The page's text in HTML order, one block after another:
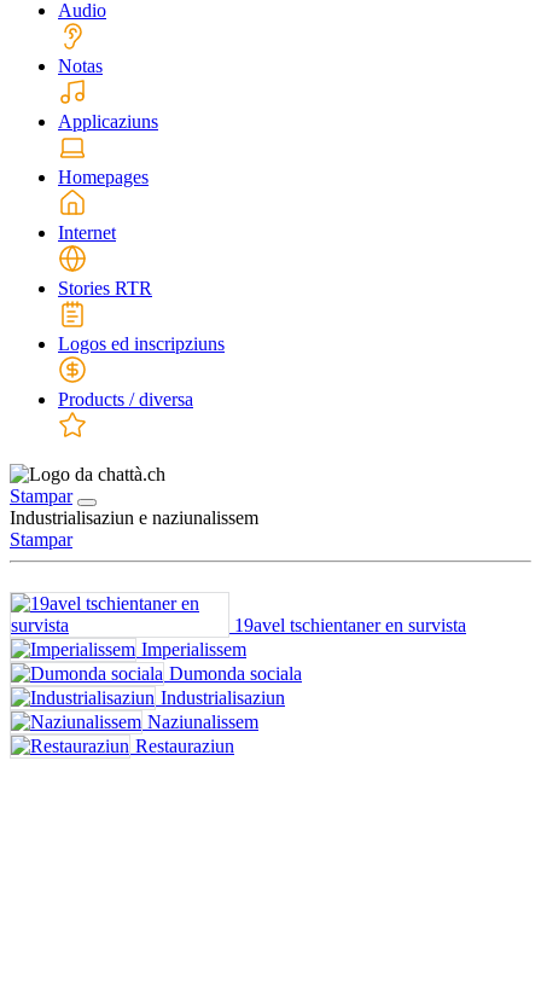
Audio
Notas
Applicaziuns
Homepages
Internet
Stories RTR
Logos ed inscripziuns
Products / diversa
Stampar
Industrialisaziun e naziunalissem
Stampar
19avel tschientaner en survista
Imperialissem
Dumonda sociala
Industrialisaziun
Naziunalissem
Restauraziun